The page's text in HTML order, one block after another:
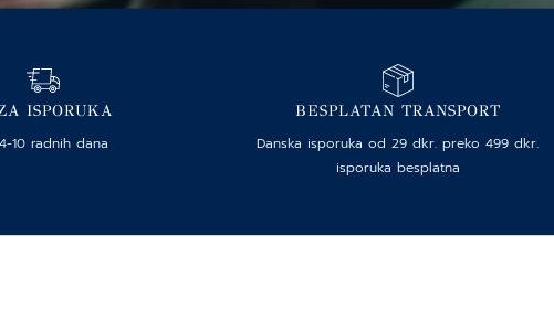
ISPORUKA
10 radnih dana
BESPLATAN TRANSPORT
Danska isporuka od 29 dkr. preko 499 dkr.
isporuka besplatna